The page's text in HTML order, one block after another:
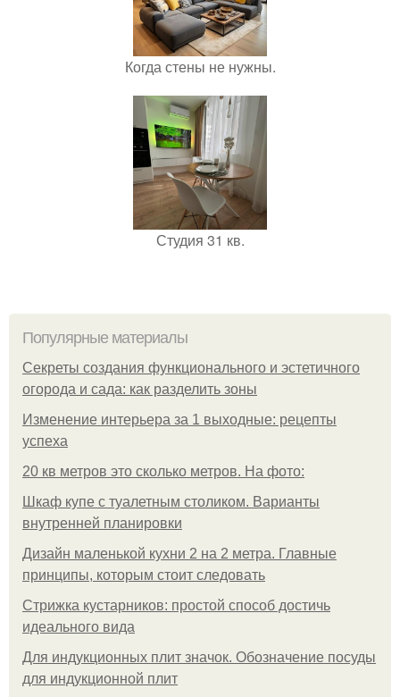
Когда стены не нужны.
Студия 31 кв.
Популярные материалы
Секреты создания функционального и эстетичного
огорода и сада: как разделить зоны
Изменение интерьера за 1 выходные: рецепты
успеха
20 кв метров это сколько метров. На фото:
Шкаф купе с туалетным столиком. Варианты
внутренней планировки
Дизайн маленькой кухни 2 на 2 метра. Главные
принципы, которым стоит следовать
Стрижка кустарников: простой способ достичь
идеального вида
Для индукционных плит значок. Обозначение посуды
для индукционной плит